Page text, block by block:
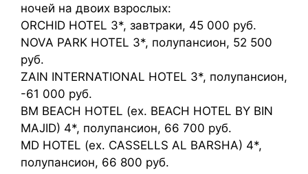
ночей на двоих взрослых:
ORCHID HOTEL 3*, завтраки, 45 000 руб.
NOVA PARK HOTEL 3*, полупансион, 52 500
руб.
ZAIN INTERNATIONAL HOTEL 3*, полупансион,
-61 000 руб.
BM BEACH HOTEL (ex. BEACH HOTEL BY BIN
MAJID) 4*, полупансион, 66 700 руб.
MD HOTEL (ex. CASSELLS AL BARSHA) 4*,
полупансион, 66 800 руб.